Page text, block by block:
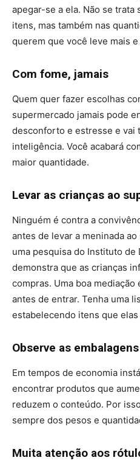
apegar-se a ela. Não se trata
itens, mas também nas
querem que você leve mais e
Com fome, jamais
Quem quer fazer escolhas
supermercado jamais pode
desconforto e estresse e vai
inteligência. Você acabará
maior quantidade.
Levar as crianças ao
Ninguém é contra a
antes de levar a meninada
uma pesquisa do Instituto
demonstra que as crianças
compras. Uma boa mediação
antes de entrar. Tenha uma
estabelecendo itens que
Observe as embalagens
Em tempos de economia
encontrar produtos que
reduzem o conteúdo. Por
sempre dos pesos e
Muita atenção aos